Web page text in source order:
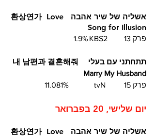
אשליה של שיר אהבה  환상연가  Love
Song for Illusion
פרק 13	KBS2	1.9%
תתחתני עם בעלי  내 남편과 결혼해줘
Marry My Husband
פרק 15	 tvN		11.081%
יום שלישי, 20 בפברואר
אשליה של שיר אהבה  환상연가  Love